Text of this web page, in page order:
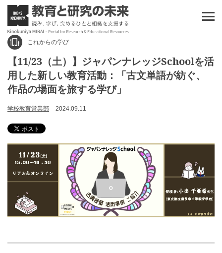
これからの学び
【11/23（土）】ジャパンナレッジSchoolを活
用した新しい教育活動：「古文単語が紡ぐ、
作品の場面を旅する学び」
学校教育営業部 2024.09.11